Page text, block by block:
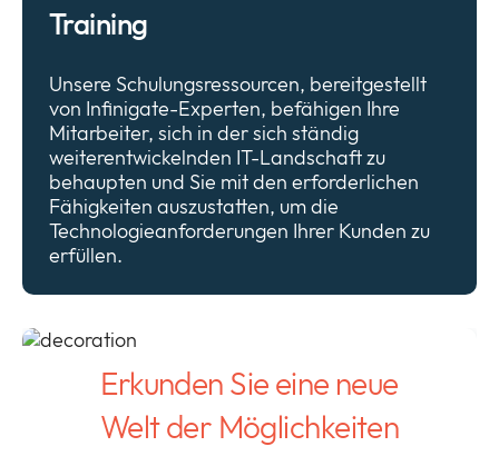
Training
Unsere Schulungsressourcen, bereitgestellt
von Infinigate-Experten, befähigen Ihre
Mitarbeiter, sich in der sich ständig
weiterentwickelnden IT-Landschaft zu
behaupten und Sie mit den erforderlichen
Fähigkeiten auszustatten, um die
Technologieanforderungen Ihrer Kunden zu
erfüllen.
Erkunden Sie eine neue
Welt der Möglichkeiten